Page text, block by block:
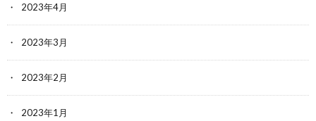
2023年4月
2023年3月
2023年2月
2023年1月